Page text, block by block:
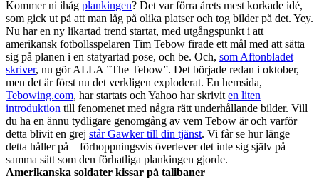
Kommer ni ihåg plankingen? Det var förra årets mest korkade idé,
som gick ut på att man låg på olika platser och tog bilder på det. Yey.
Nu har en ny likartad trend startat, med utgångspunkt i att
amerikansk fotbollsspelaren Tim Tebow firade ett mål med att sätta
sig på planen i en statyartad pose, och be. Och, som Aftonbladet
skriver, nu gör ALLA ”The Tebow”. Det började redan i oktober,
men det är först nu det verkligen exploderat. En hemsida,
Tebowing.com, har startats och Yahoo har skrivit en liten
introduktion till fenomenet med några rätt underhållande bilder. Vill
du ha en ännu tydligare genomgång av vem Tebow är och varför
detta blivit en grej står Gawker till din tjänst. Vi får se hur länge
detta håller på – förhoppningsvis överlever det inte sig själv på
samma sätt som den förhatliga plankingen gjorde.
Amerikanska soldater kissar på talibaner